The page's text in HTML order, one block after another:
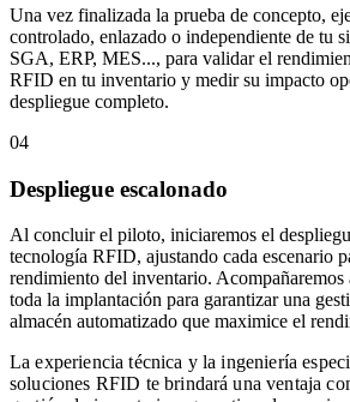
Una vez finalizada la prueba de concepto,
controlado, enlazado o independiente de tu
SGA, ERP, MES..., para validar el
RFID en tu inventario y medir su impacto
despliegue completo.
04
Despliegue escalonado
Al concluir el piloto, iniciaremos el
tecnología RFID, ajustando cada escenario
rendimiento del inventario. Acompañaremos
toda la implantación para garantizar una
almacén automatizado que maximice el
La experiencia técnica y la ingeniería
soluciones RFID te brindará una ventaja